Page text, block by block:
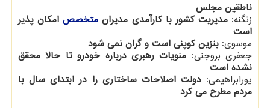
ناطقین مجلس
زنگنه:مدیریت کشور با کارآمدی مدیران متخصصامکان پذیر
است
موسوی: بنزین کوپنی است و گران نمی شود
جعفری بروجنی: منویات رهبری درباره خودرو تا حالا محقق
نشده است
پورابراهیمی:دولت اصلاحات ساختاری را در ابتدای سال با
مردم مطرح می کرد